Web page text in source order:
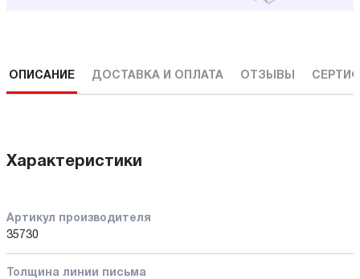
ОПИСАНИЕ ДОСТАВКА И ОПЛАТА ОТЗЫВЫ
Характеристики
Артикул производителя
35730
Толщина линии письма